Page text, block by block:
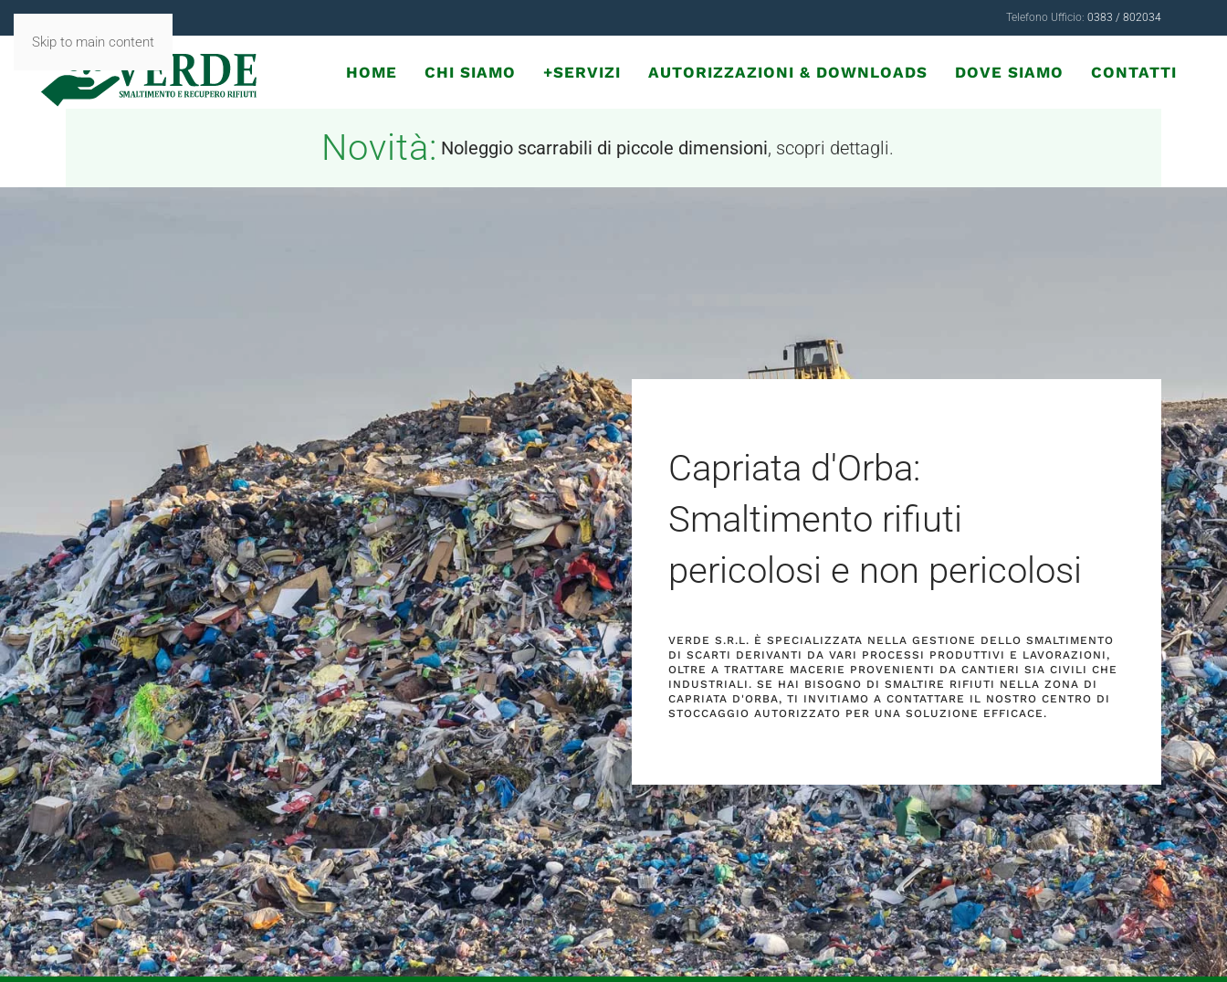
Skip to main content
Telefono Ufficio: 0383 / 802034
HOME CHI SIAMO +SERVIZI AUTORIZZAZIONI & DOWNLOADS DOVE SIAMO CONTATTI
Novità: Noleggio scarrabili di piccole dimensioni, scopri dettagli.
Capriata d'Orba:
Smaltimento rifiuti
pericolosi e non pericolosi
VERDE S.R.L. È SPECIALIZZATA NELLA GESTIONE DELLO SMALTIMENTO
DI SCARTI DERIVANTI DA VARI PROCESSI PRODUTTIVI E LAVORAZIONI,
OLTRE A TRATTARE MACERIE PROVENIENTI DA CANTIERI SIA CIVILI CHE
INDUSTRIALI. SE HAI BISOGNO DI SMALTIRE RIFIUTI NELLA ZONA DI
CAPRIATA D'ORBA, TI INVITIAMO A CONTATTARE IL NOSTRO CENTRO DI
STOCCAGGIO AUTORIZZATO PER UNA SOLUZIONE EFFICACE.